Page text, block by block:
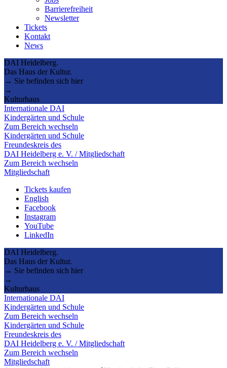
Barrierefreiheit
Newsletter
Tickets
Kontakt
News
DAI Heidelberg.
Das Haus der Kultur.
→ Sie befinden sich hier
→
Kulturhaus
Internationale DAI
Kindergärten und Schule
Zum Bereich wechseln
Kindergärten und Schule
Freundeskreis des
DAI Heidelberg e. V. / Mitgliedschaft
Zum Bereich wechseln
Mitgliedschaft
Tickets kaufen
English
Facebook
Instagram
YouTube
LinkedIn
DAI Heidelberg.
Das Haus der Kultur.
→ Sie befinden sich hier
→
Kulturhaus
Internationale DAI
Kindergärten und Schule
Zum Bereich wechseln
Kindergärten und Schule
Freundeskreis des
DAI Heidelberg e. V. / Mitgliedschaft
Zum Bereich wechseln
Mitgliedschaft